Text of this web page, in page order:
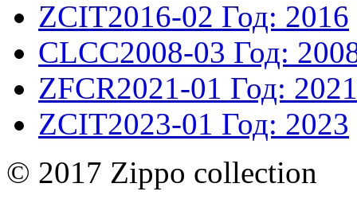
ZCIT2016-02 Год: 2016
CLCC2008-03 Год:
ZFCR2021-01 Год: 2021
ZCIT2023-01 Год: 2023
© 2017 Zippo collection